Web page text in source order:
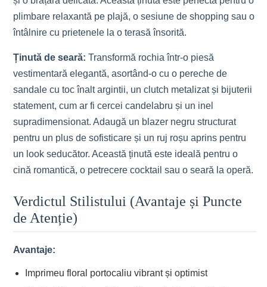
plimbare relaxantă pe plajă, o sesiune de shopping sau o
întâlnire cu prietenele la o terasă însorită.
Ținută de seară: Transformă rochia într-o piesă
vestimentară elegantă, asortând-o cu o pereche de
sandale cu toc înalt argintii, un clutch metalizat și bijuterii
statement, cum ar fi cercei candelabru și un inel
supradimensionat. Adaugă un blazer negru structurat
pentru un plus de sofisticare și un ruj roșu aprins pentru
un look seducător. Această ținută este ideală pentru o
cină romantică, o petrecere cocktail sau o seară la operă.
Verdictul Stilistului (Avantaje și Puncte
de Atenție)
Avantaje:
Imprimeu floral portocaliu vibrant și optimist